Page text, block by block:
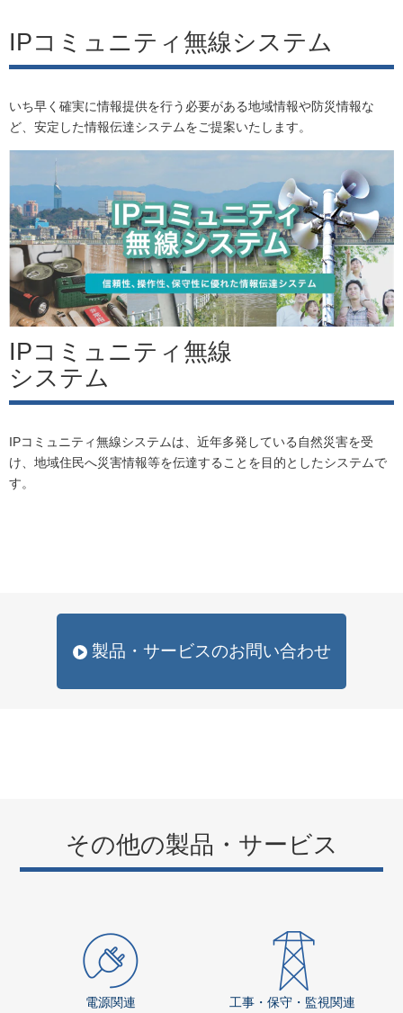
IPコミュニティ無線システム
いち早く確実に情報提供を行う必要がある地域情報や防災情報な
ど、安定した情報伝達システムをご提案いたします。
IPコミュニティ無線
システム
IPコミュニティ無線システムは、近年多発している自然災害を受
け、地域住民へ災害情報等を伝達することを目的としたシステムで
す。
製品・サービスのお問い合わせ
その他の製品・サービス
電源関連 工事・保守・監視関連